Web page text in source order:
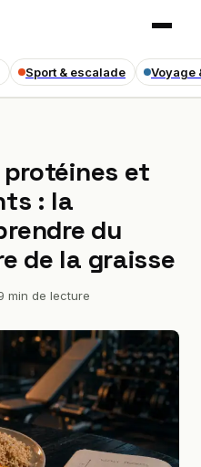
Sport & escalade Voyage
et
: la
du
de la graisse
min de lecture